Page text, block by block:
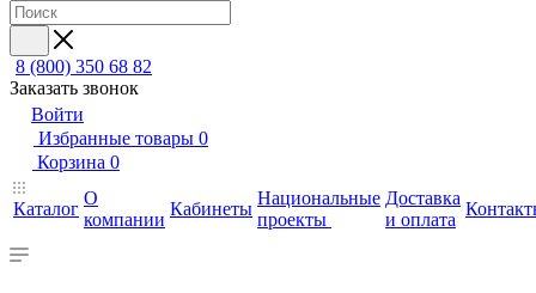
8 (800) 350 68 82
Заказать звонок
Войти
Избранные товары 0
Корзина 0
Каталог
О
компании
Кабинеты
Национальные
проекты
Доставка
и оплата